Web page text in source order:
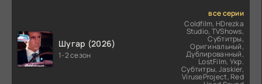
Шугар (2026)
1-2 сезон
все серии
Coldfilm, HDrezka
Studio, TVShows,
Субтитры,
Оригинальный,
Дублированный,
LostFilm, Укр.
Субтитры, Jaskier,
ViruseProject, Red